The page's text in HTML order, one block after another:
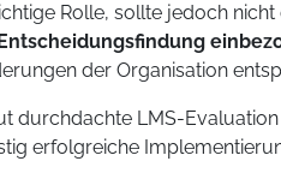
Rolle, sollte jedoch
der Organisation
durchdachte LMS-
erfolgreiche